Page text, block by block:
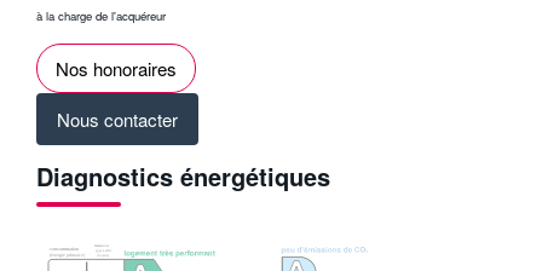
à la charge de l'acquéreur
Nos honoraires
Nous contacter
Diagnostics énergétiques